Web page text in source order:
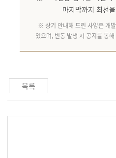
마지막까지 최선
※ 상기 안내해 드린 사양은 개
있으며, 변동 발생 시 공지를 통
목록